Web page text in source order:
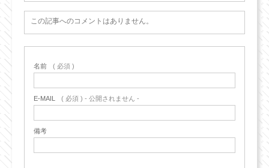
この記事へのコメントはありません。
名前 ( 必須 )
E-MAIL ( 必須 ) - 公開されません -
備考